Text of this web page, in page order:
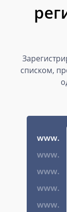
списком,
www.
www.
www.
www.
www.